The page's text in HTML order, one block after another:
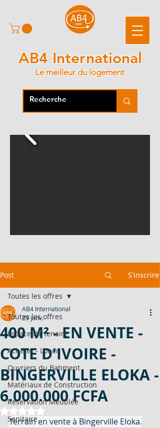
AB4 International
Le meilleur du logement
Post S'inscrire
Toutes les offres
Espace Partenaire
Acheter - Louer
Ouvriers du Batiment
Matériaux de Construction
Réservation Meublée
Sanitaire
Toutes les offres
400 M² - EN VENTE -
COTE D'IVOIRE -
BINGERVILLE ELOKA -
6.000.000 FCFA
AB4 International
29 janv.
Noté NaN étoiles sur 5.
Terrain en vente à Bingerville Eloka.